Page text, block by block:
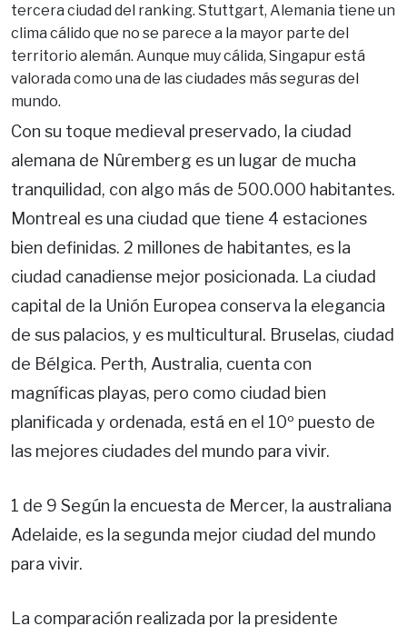
tercera ciudad del ranking. Stuttgart, Alemania tiene un
clima cálido que no se parece a la mayor parte del
territorio alemán. Aunque muy cálida, Singapur está
valorada como una de las ciudades más seguras del
mundo.
Con su toque medieval preservado, la ciudad
alemana de Nûremberg es un lugar de mucha
tranquilidad, con algo más de 500.000 habitantes.
Montreal es una ciudad que tiene 4 estaciones
bien definidas. 2 millones de habitantes, es la
ciudad canadiense mejor posicionada. La ciudad
capital de la Unión Europea conserva la elegancia
de sus palacios, y es multicultural. Bruselas, ciudad
de Bélgica. Perth, Australia, cuenta con
magníficas playas, pero como ciudad bien
planificada y ordenada, está en el 10º puesto de
las mejores ciudades del mundo para vivir.
1 de 9 Según la encuesta de Mercer, la australiana
Adelaide, es la segunda mejor ciudad del mundo
para vivir.
La comparación realizada por la presidente